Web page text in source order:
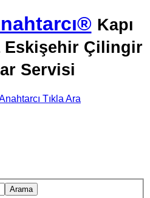
Kapı
Eskişehir Çilingir
Servisi